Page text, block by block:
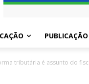
PUBLICAÇÃO
tributária é assunto do